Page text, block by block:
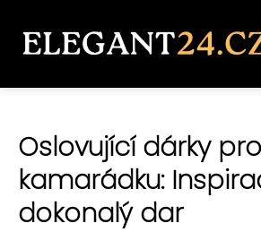
Oslovující dárky
kamarádku:
dokonalý dar